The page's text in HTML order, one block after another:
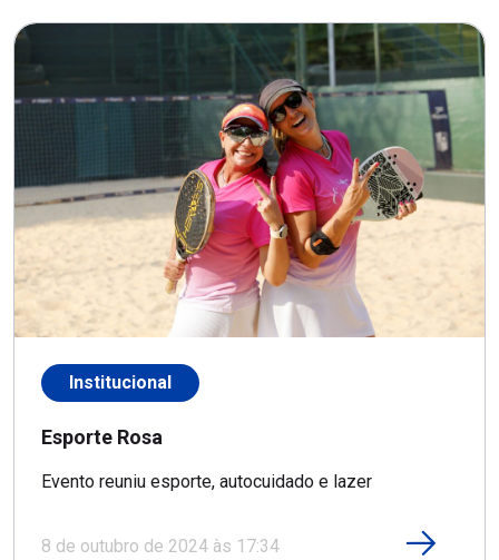
Institucional
Esporte Rosa
Evento reuniu esporte, autocuidado e lazer
8 de outubro de 2024 às 17:34